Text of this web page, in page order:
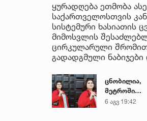
ყურადღება ეთმობა
საქართველოსთვის
სისტემური ხასიათის
მიმოსვლის
ცირკულარული
გადადგმული
ცნობილია,
მეტროში
6 აგვ 19:42